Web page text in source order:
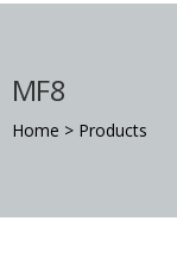
MF8
Home > Products